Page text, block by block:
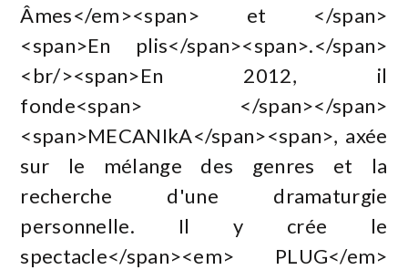
Âmes</em><span> et </span>
<span>En plis</span><span>.</span>
<br/><span>En 2012, il
fonde<span> </span></span>
<span>MECANIkA</span><span>, axée
sur le mélange des genres et la
recherche d'une dramaturgie
personnelle. Il y crée le
spectacle</span><em> PLUG</em>